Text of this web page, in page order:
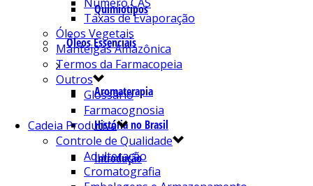
Quimiotipos
Óleos Essenciais
Aromaterapia
História no Brasil
Introdução
Taxas de Evaporação
Óleos Vegetais
Manteigas Amazônica
Termos da Farmacopeia
Outros
Glossário
Farmacognosia
Cadeia Produtiva
Controle de Qualidade
Adulteração
Cromatografia